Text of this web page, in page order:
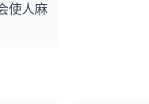
使人麻